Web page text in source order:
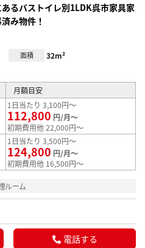
るバストイレ別1LDK呉市家具家
み物件！
面積 32m²
月額目安
1日当たり 3,100円～
112,800 円/月～
初期費用他 22,000円～
1日当たり 3,500円～
124,800 円/月～
初期費用他 16,500円～
ルーム
電話する